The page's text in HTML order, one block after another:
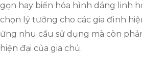
gọn hay biến hóa hình dáng linh
chọn lý tưởng cho các gia đình
ứng nhu cầu sử dụng mà còn
hiện đại của gia chủ.